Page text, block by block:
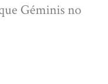
Géminis no